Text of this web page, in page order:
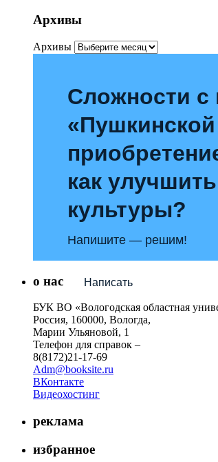
Архивы
Архивы
Сложности с
как
культуры?
Напишите — решим!
Написать
о нас
БУК ВО «Вологодская областная
Россия, 160000, Вологда,
Марии Ульяновой, 1
Телефон для справок –
8(8172)21-17-69
Adm@booksite.ru
ВКонтакте
Видеохостинг
реклама
избранное